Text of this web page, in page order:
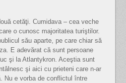
cetăţi. Cumidava – cea veche
o cunosc majoritatea turiştilor.
său aparte, pe care chiar să
E adevărat că sunt persoane
şi la Atlantykron. Aceştia sunt
şi aici cu prieteni care n-ar
Nu e vorba de conflictul între